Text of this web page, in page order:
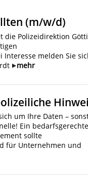
(m/w/d)
die Polizeidirektion
Interesse melden Sie
mehr
um Ihre Daten –
Ein
sollte
für Unternehmen und